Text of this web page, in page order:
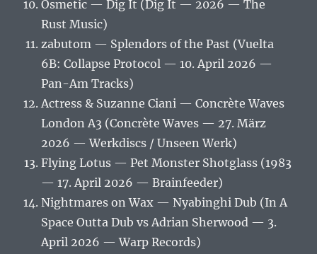
Osmetic — Dig It (Dig It — 2026 — The
Rust Music)
zabutom — Splendors of the Past (Vuelta
6B: Collapse Protocol — 10. April 2026 —
Pan-Am Tracks)
Actress & Suzanne Ciani — Concrète Waves
London A3 (Concrète Waves — 27. März
2026 — Werkdiscs / Unseen Werk)
Flying Lotus — Pet Monster Shotglass (1983
— 17. April 2026 — Brainfeeder)
Nightmares on Wax — Nyabinghi Dub (In A
Space Outta Dub vs Adrian Sherwood — 3.
April 2026 — Warp Records)